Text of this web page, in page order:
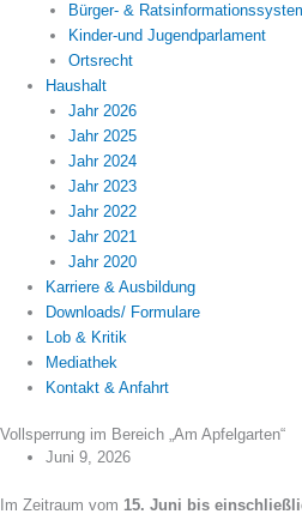
Bürger- &
Kinder-und Jugendparlament
Ortsrecht
Haushalt
Jahr 2026
Jahr 2025
Jahr 2024
Jahr 2023
Jahr 2022
Jahr 2021
Jahr 2020
Karriere & Ausbildung
Downloads/ Formulare
Lob & Kritik
Mediathek
Kontakt & Anfahrt
Vollsperrung im Bereich „Am Apfelgarten“
Juni 9, 2026
Im Zeitraum vom 15. Juni bis